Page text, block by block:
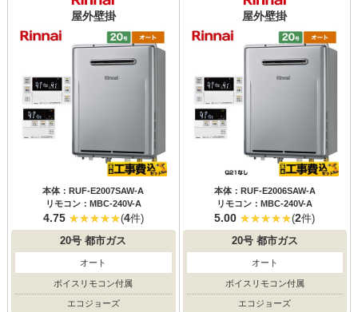
屋外壁掛
本体：RUF-E2007SAW-A
リモコン：MBC-240V-A
4.75 (4件)
20号 都市ガス
オート
ボイスリモコン付属
エコジョーズ
屋外壁掛
本体：RUF-E2006SAW-A
リモコン：MBC-240V-A
5.00 (2件)
20号都市ガス
オート
ボイスリモコン付属
エコジョーズ